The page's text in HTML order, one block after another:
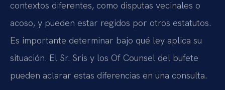
contextos diferentes, como disputas vecinales o
acoso, y pueden estar regidos por otros estatutos.
Es importante determinar bajo qué ley aplica su
situación. El Sr. Sris y los Of Counsel del bufete
pueden aclarar estas diferencias en una consulta.